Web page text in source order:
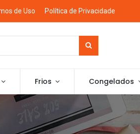
de Uso Política de Privacidade
Frios Congelados